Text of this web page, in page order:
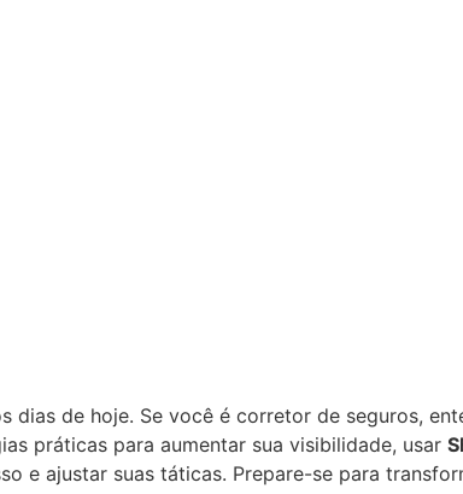
dias de hoje. Se você é corretor de seguros,
práticas para aumentar sua visibilidade, usar
e ajustar suas táticas. Prepare-se para